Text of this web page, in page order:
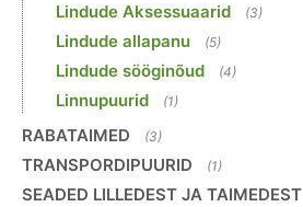
Lindude Aksessuaarid (3)
Lindude allapanu (5)
Lindude sööginõud (4)
Linnupuurid (1)
RABATAIMED (3)
TRANSPORDIPUURID (1)
SEADED LILLEDEST JA TAIMEDEST